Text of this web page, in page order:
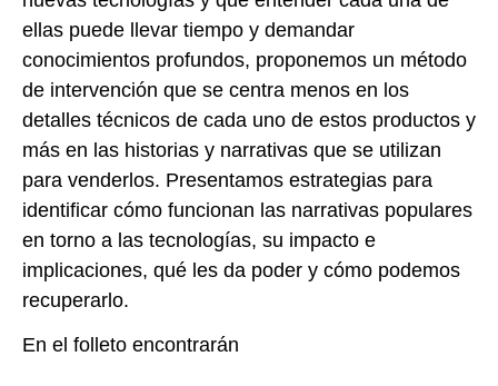
ellas puede llevar tiempo y demandar
conocimientos profundos, proponemos un método
de intervención que se centra menos en los
detalles técnicos de cada uno de estos productos y
más en las historias y narrativas que se utilizan
para venderlos. Presentamos estrategias para
identificar cómo funcionan las narrativas populares
en torno a las tecnologías, su impacto e
implicaciones, qué les da poder y cómo podemos
recuperarlo.
En el folleto encontrarán